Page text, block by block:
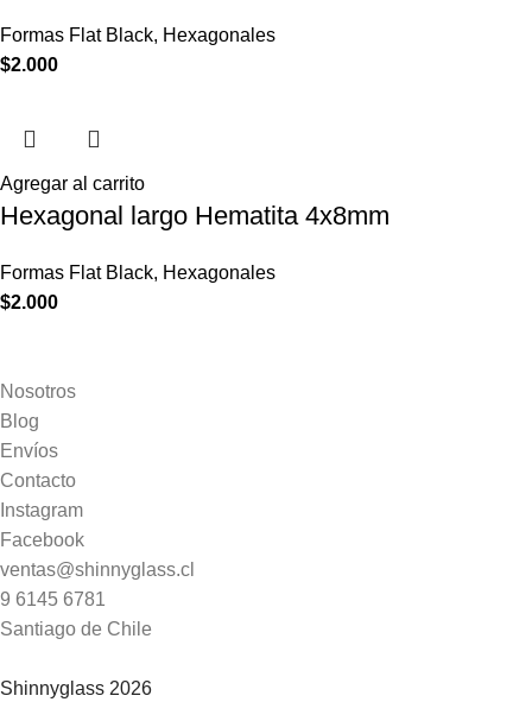
Formas Flat Black, Hexagonales
$2.000
Agregar al carrito
Hexagonal largo Hematita 4x8mm
Formas Flat Black, Hexagonales
$2.000
Nosotros
Blog
Envíos
Contacto
Instagram
Facebook
ventas@shinnyglass.cl
9 6145 6781
Santiago de Chile
Shinnyglass 2026